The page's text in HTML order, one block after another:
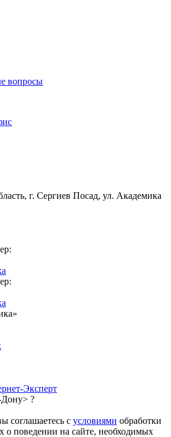
вопросы
г. Сергиев Посад, ул. Академика
Эксперт
Дону> ?
соглашаетесь с условиями обработки
о поведении на сайте, необходимых